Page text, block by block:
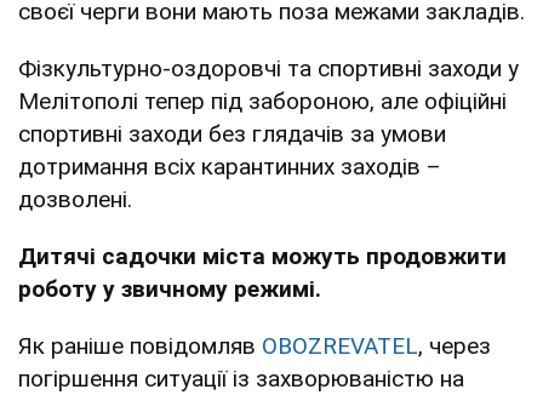
своєї черги вони мають поза межами закладів.
Фізкультурно-оздоровчі та спортивні заходи у
Мелітополі тепер під забороною, але офіційні
спортивні заходи без глядачів за умови
дотримання всіх карантинних заходів –
дозволені.
Дитячі садочки міста можуть продовжити
роботу у звичному режимі.
Як раніше повідомляв OBOZREVATEL, через
погіршення ситуації із захворюваністю на